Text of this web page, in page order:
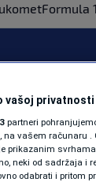
Formula 1
se
vašoj privatnosti
partneri
na vašem računaru .
prikazanim
neki od sadržaja i
odabrati i pritom